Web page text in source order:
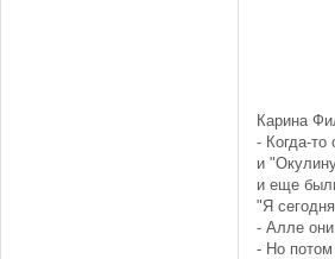
Карина
- Когда-
и
и еще
"Я
- Алле они
- Но потом